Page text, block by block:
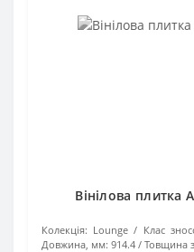
Вінілова плитка
Колекція: Lounge Клас
Довжина, мм: 914.4 Товщина